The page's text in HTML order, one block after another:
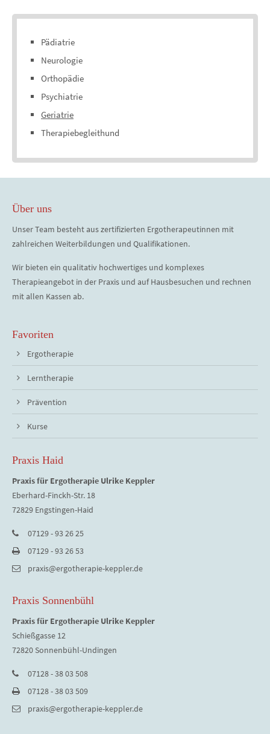
Pädiatrie
Neurologie
Orthopädie
Psychiatrie
Geriatrie
Therapiebegleithund
Über uns
Unser Team besteht aus zertifizierten Ergotherapeutinnen mit
zahlreichen Weiterbildungen und Qualifikationen.
Wir bieten ein qualitativ hochwertiges und komplexes
Therapieangebot in der Praxis und auf Hausbesuchen und rechnen
mit allen Kassen ab.
Favoriten
Ergotherapie
Lerntherapie
Prävention
Kurse
Praxis Haid
Praxis für Ergotherapie Ulrike Keppler
Eberhard-Finckh-Str. 18
72829 Engstingen-Haid
07129 - 93 26 25
07129 - 93 26 53
praxis@ergotherapie-keppler.de
Praxis Sonnenbühl
Praxis für Ergotherapie Ulrike Keppler
Schießgasse 12
72820 Sonnenbühl-Undingen
07128 - 38 03 508
07128 - 38 03 509
praxis@ergotherapie-keppler.de